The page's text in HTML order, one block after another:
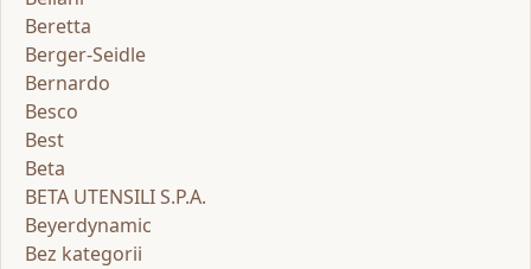
Beretta
Berger-Seidle
Bernardo
Besco
Best
Beta
BETA UTENSILI S.P.A.
Beyerdynamic
Bez kategorii